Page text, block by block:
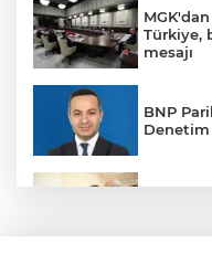
Türkiye,
mesajı
BNP
Denetim